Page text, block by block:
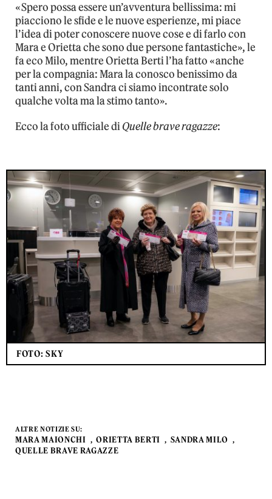
«Spero possa essere un’avventura bellissima: mi
piacciono le sfide e le nuove esperienze, mi piace
l’idea di poter conoscere nuove cose e di farlo con
Mara e Orietta che sono due persone fantastiche», le
fa eco Milo, mentre Orietta Berti l’ha fatto «anche
per la compagnia: Mara la conosco benissimo da
tanti anni, con Sandra ci siamo incontrate solo
qualche volta ma la stimo tanto».
Ecco la foto ufficiale diQuelle brave ragazze:
FOTO: SKY
ALTRE NOTIZIE SU:
MARA MAIONCHI ORIETTA BERTI
SANDRA MILO
QUELLE BRAVE RAGAZZE